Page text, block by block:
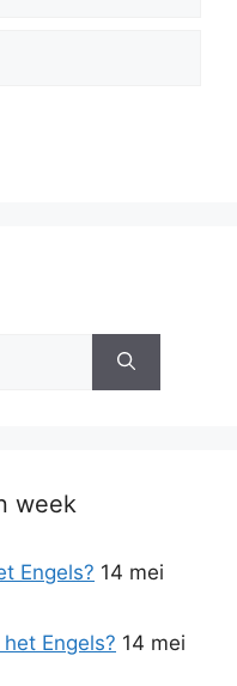
week
Engels? 14 mei
Engels? 14 mei